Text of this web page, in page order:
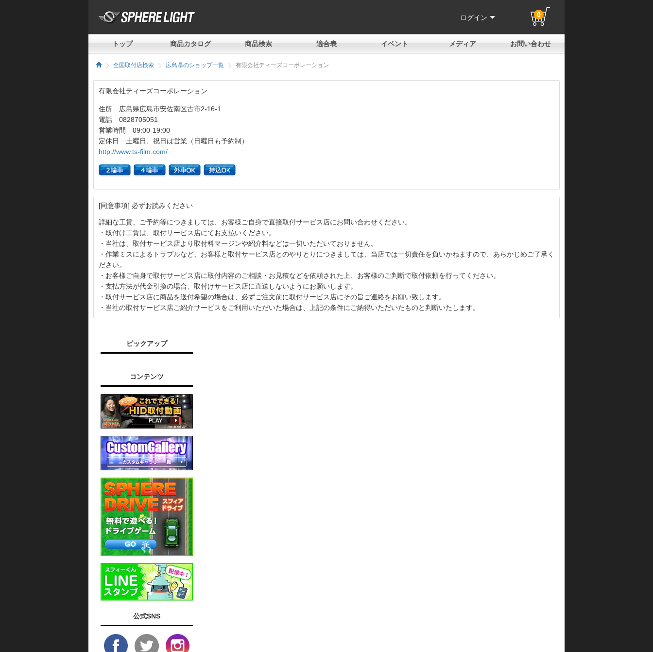
ログイン 0
トップ 商品カタログ 商品検索 適合表 イベント メディア お問い合わせ
全国取付店検索 広島県のショップ一覧 有限会社ティーズコーポレーション
有限会社ティーズコーポレーション
住所 広島県広島市安佐南区古市2-16-1
電話 0828705051
営業時間 09:00-19:00
定休日 土曜日、祝日は営業（日曜日も予約制）
http://www.ts-film.com/
[同意事項] 必ずお読みください
詳細な工賃、ご予約等につきましては、お客様ご自身で直接取付サービス店にお問い合わせください。
・取付け工賃は、取付サービス店にてお支払いください。
・当社は、取付サービス店より取付料マージンや紹介料などは一切いただいておりません。
・作業ミスによるトラブルなど、お客様と取付サービス店とのやりとりにつきましては、当店では一切責任を負いかねますので、あらかじめご了承く
ださい。
・お客様ご自身で取付サービス店に取付内容のご相談・お見積などを依頼された上、お客様のご判断で取付依頼を行ってください。
・支払方法が代金引換の場合、取付けサービス店に直送しないようにお願いします。
・取付サービス店に商品を送付希望の場合は、必ずご注文前に取付サービス店にその旨ご連絡をお願い致します。
・当社の取付サービス店ご紹介サービスをご利用いただいた場合は、上記の条件にご納得いただいたものと判断いたします。
ピックアップ
コンテンツ
公式SNS